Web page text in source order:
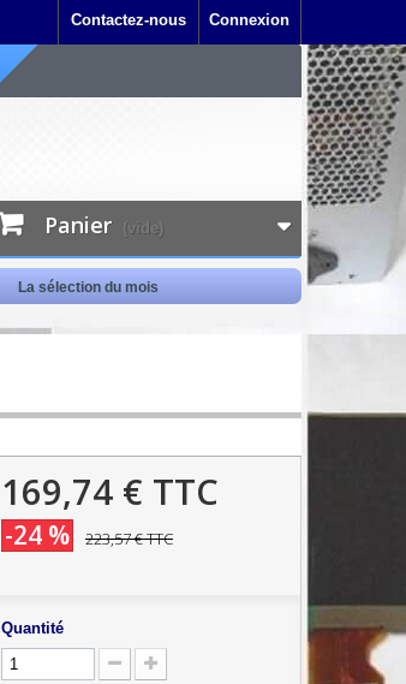
Connexion
Contactez-nous
Panier (vide)
La sélection du mois
169,74 € TTC
-24 % 223,57 €TTC
Quantité